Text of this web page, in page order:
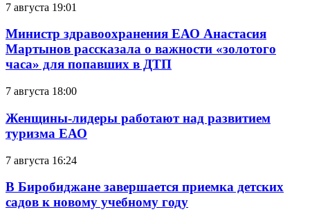
7 августа 19:01
Министр здравоохранения ЕАО Анастасия
Мартынов рассказала о важности «золотого
часа» для попавших в ДТП
7 августа 18:00
Женщины-лидеры работают над развитием
туризма ЕАО
7 августа 16:24
В Биробиджане завершается приемка детских
садов к новому учебному году